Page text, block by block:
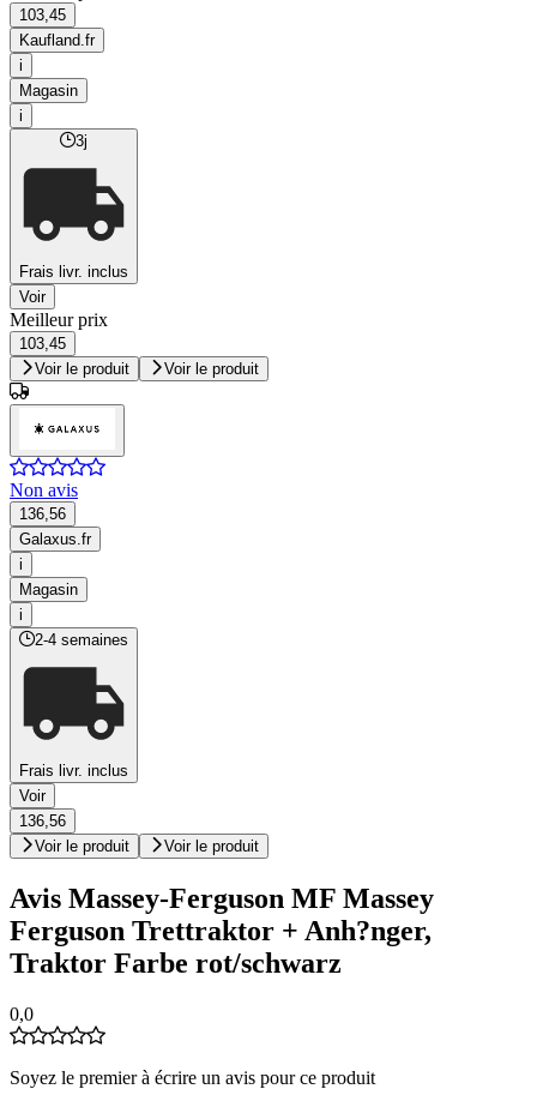
103,45
Kaufland.fr
i
Magasin
i
3j
Frais livr. inclus
Voir
Meilleur prix
103,45
Voir le produit
Voir le produit
Non avis
136,56
Galaxus.fr
i
Magasin
i
2-4 semaines
Frais livr. inclus
Voir
136,56
Voir le produit
Voir le produit
Avis Massey-Ferguson MF Massey
Ferguson Trettraktor + Anh?nger,
Traktor Farbe rot/schwarz
0,0
Soyez le premier à écrire un avis pour ce produit